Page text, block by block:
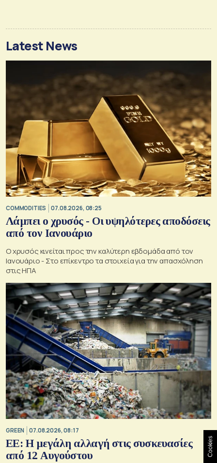
Latest News
COMMODITIES 07.08.2026, 08:25
Λάμπει ο χρυσός - Οι υψηλότερες αποδόσεις
από τον Ιανουάριο
Ο χρυσός κινείται προς την καλύτερη εβδομάδα από τον
Ιανουάριο - Στο επίκεντρο τα στοιχεία για την απασχόληση
στις ΗΠΑ
GREEN 07.08.2026, 08:17
ΕΕ: Η μεγάλη αλλαγή στις συσκευασίες
από 12 Αυγούστου
Cookies